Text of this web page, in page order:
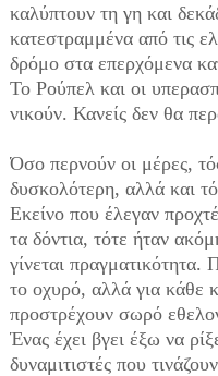
καλύπτουν τη γη και
κατεστραμμένα από τις
δρόμο στα επερχόμενα
Το Ρούπελ και οι
νικούν. Κανείς δεν θα
Όσο περνούν οι μέρες,
δυσκολότερη, αλλά και
Εκείνο που έλεγαν
τα δόντια, τότε ήταν
γίνεται
το οχυρό, αλλά για κάθε
προστρέχουν σωρό
Ένας έχει βγει έξω να
δυναμιτιστές που